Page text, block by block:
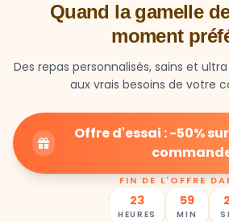
Quand la gamelle
moment
Des repas personnalisés, sains et
aux vrais besoins de votre
Offre d'essai : -50%
FIN DE L'OFFRE
23
HEURES
59
MIN